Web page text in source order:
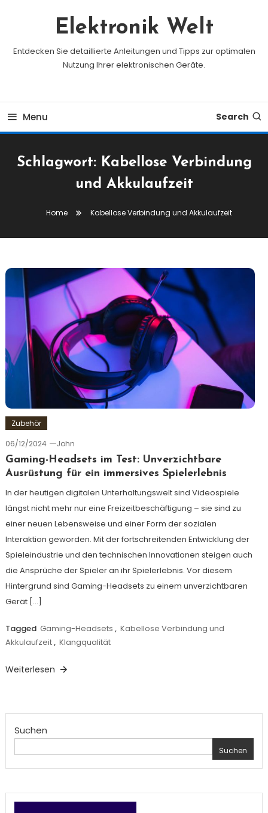
Elektronik Welt
Entdecken Sie detaillierte Anleitungen und Tipps zur optimalen
Nutzung Ihrer elektronischen Geräte.
Menu Search
Schlagwort: Kabellose Verbindung
und Akkulaufzeit
Home Kabellose Verbindung und Akkulaufzeit
Zubehör
06/12/2024
John
Gaming-Headsets im Test: Unverzichtbare
Ausrüstung für ein immersives Spielerlebnis
In der heutigen digitalen Unterhaltungswelt sind Videospiele
längst nicht mehr nur eine Freizeitbeschäftigung – sie sind zu
einer neuen Lebensweise und einer Form der sozialen
Interaktion geworden. Mit der fortschreitenden Entwicklung der
Spieleindustrie und den technischen Innovationen steigen auch
die Ansprüche der Spieler an ihr Spielerlebnis. Vor diesem
Hintergrund sind Gaming-Headsets zu einem unverzichtbaren
Gerät […]
Tagged Gaming-Headsets , Kabellose Verbindung und
Akkulaufzeit, Klangqualität
Weiterlesen
Suchen
Suchen